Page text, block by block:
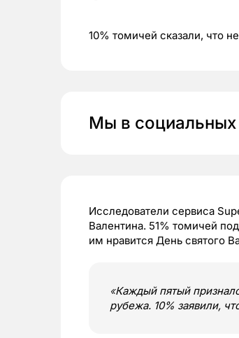
10% томичей сказали, что
Мы в социальных
Исследователи сервиса
Валентина. 51% томичей
им нравится День святого
«Каждый пятый
рубежа. 10% заявили,